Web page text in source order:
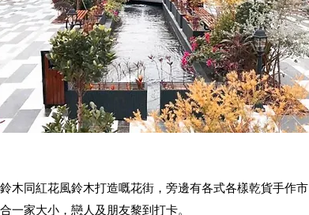
木同紅花風鈴木打造嘅花街，旁邊有各式各樣乾貨手作市
一家大小，戀人及朋友黎到打卡。